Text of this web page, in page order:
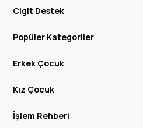
Cigit Destek
Popüler Kategoriler
Erkek Çocuk
Kız Çocuk
İşlem Rehberi